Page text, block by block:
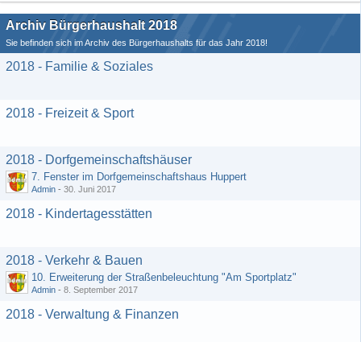
Archiv Bürgerhaushalt 2018
Sie befinden sich im Archiv des Bürgerhaushalts für das Jahr 2018!
2018 - Familie & Soziales
2018 - Freizeit & Sport
2018 - Dorfgemeinschaftshäuser
7. Fenster im Dorfgemeinschaftshaus Huppert
Admin - 30. Juni 2017
2018 - Kindertagesstätten
2018 - Verkehr & Bauen
10. Erweiterung der Straßenbeleuchtung "Am Sportplatz"
Admin - 8. September 2017
2018 - Verwaltung & Finanzen